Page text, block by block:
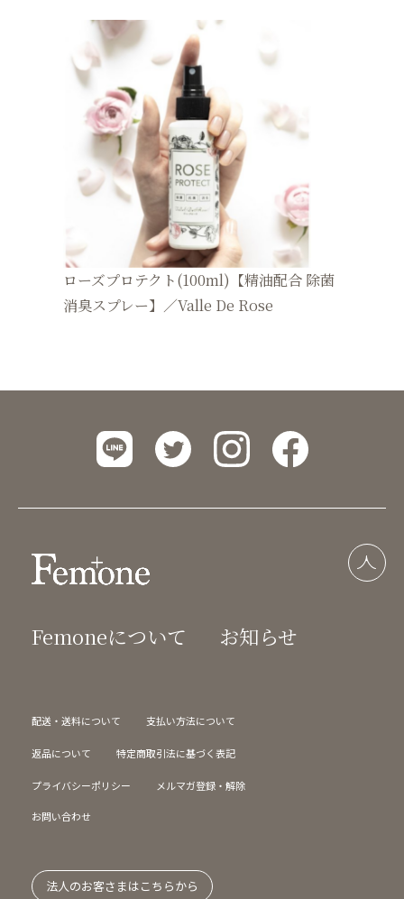
ローズプロテクト(100ml)【精油配合 除菌
消臭スプレー】／Valle De Rose
Femoneについて お知らせ
配送・送料について 支払い方法について
返品について 特定商取引法に基づく表記
プライバシーポリシー メルマガ登録・解除
お問い合わせ
法人のお客さまはこちらから